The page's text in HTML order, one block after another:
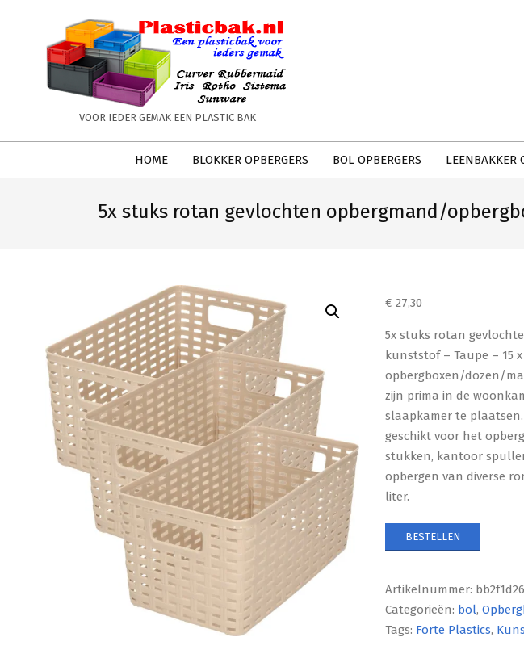
PLASTICBAK.NL
VOOR IEDER GEMAK EEN PLASTIC BAK
HOME BLOKKER OPBERGERS BOL OPBERGERS LEENBAKKER
5x stuks rotan gevlochten opbergmand/
€ 27,30
5x stuks rotan
kunststof – Taupe – 15 x
opbergboxen/dozen/
zijn prima in de
slaapkamer te plaatsen.
geschikt voor het
stukken, kantoor
opbergen van diverse
liter.
BESTELLEN
Artikelnummer:
Categorieën: bol,
Tags: Forte Plastics,